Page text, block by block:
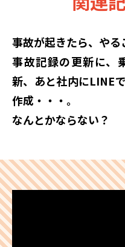
事故が起きたら、やる
事故記録の更新に、
新、 あと社内にLINE
作成・・・。
なんとかならない？